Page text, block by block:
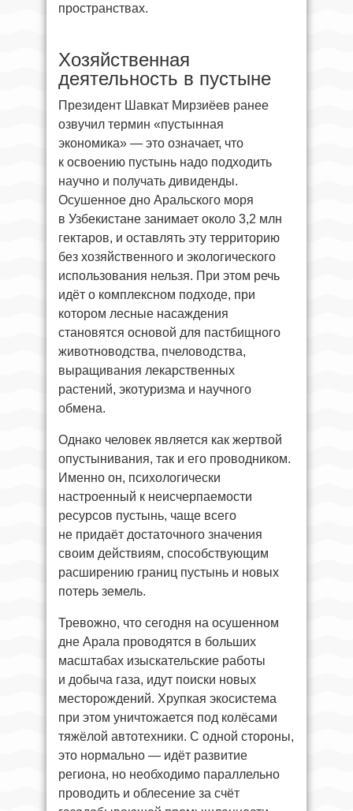
пространствах.
Хозяйственная
деятельность в пустыне
Президент Шавкат Мирзиёев ранее
озвучил термин «пустынная
экономика» — это означает, что
к освоению пустынь надо подходить
научно и получать дивиденды.
Осушенное дно Аральского моря
в Узбекистане занимает около 3,2 млн
гектаров, и оставлять эту территорию
без хозяйственного и экологического
использования нельзя. При этом речь
идёт о комплексном подходе, при
котором лесные насаждения
становятся основой для пастбищного
животноводства, пчеловодства,
выращивания лекарственных
растений, экотуризма и научного
обмена.
Однако человек является как жертвой
опустынивания, так и его проводником.
Именно он, психологически
настроенный к неисчерпаемости
ресурсов пустынь, чаще всего
не придаёт достаточного значения
своим действиям, способствующим
расширению границ пустынь и новых
потерь земель.
Тревожно, что сегодня на осушенном
дне Арала проводятся в больших
масштабах изыскательские работы
и добыча газа, идут поиски новых
месторождений. Хрупкая экосистема
при этом уничтожается под колёсами
тяжёлой автотехники. С одной стороны,
это нормально — идёт развитие
региона, но необходимо параллельно
проводить и облесение за счёт